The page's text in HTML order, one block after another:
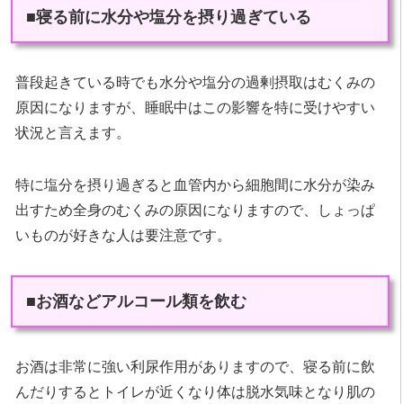
■寝る前に水分や塩分を摂り過ぎている
普段起きている時でも水分や塩分の過剰摂取はむくみの
原因になりますが、睡眠中はこの影響を特に受けやすい
状況と言えます。
特に塩分を摂り過ぎると血管内から細胞間に水分が染み
出すため全身のむくみの原因になりますので、しょっぱ
いものが好きな人は要注意です。
■お酒などアルコール類を飲む
お酒は非常に強い利尿作用がありますので、寝る前に飲
んだりするとトイレが近くなり体は脱水気味となり肌の